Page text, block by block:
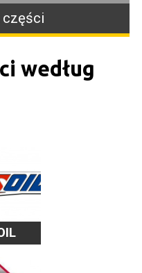
części
według